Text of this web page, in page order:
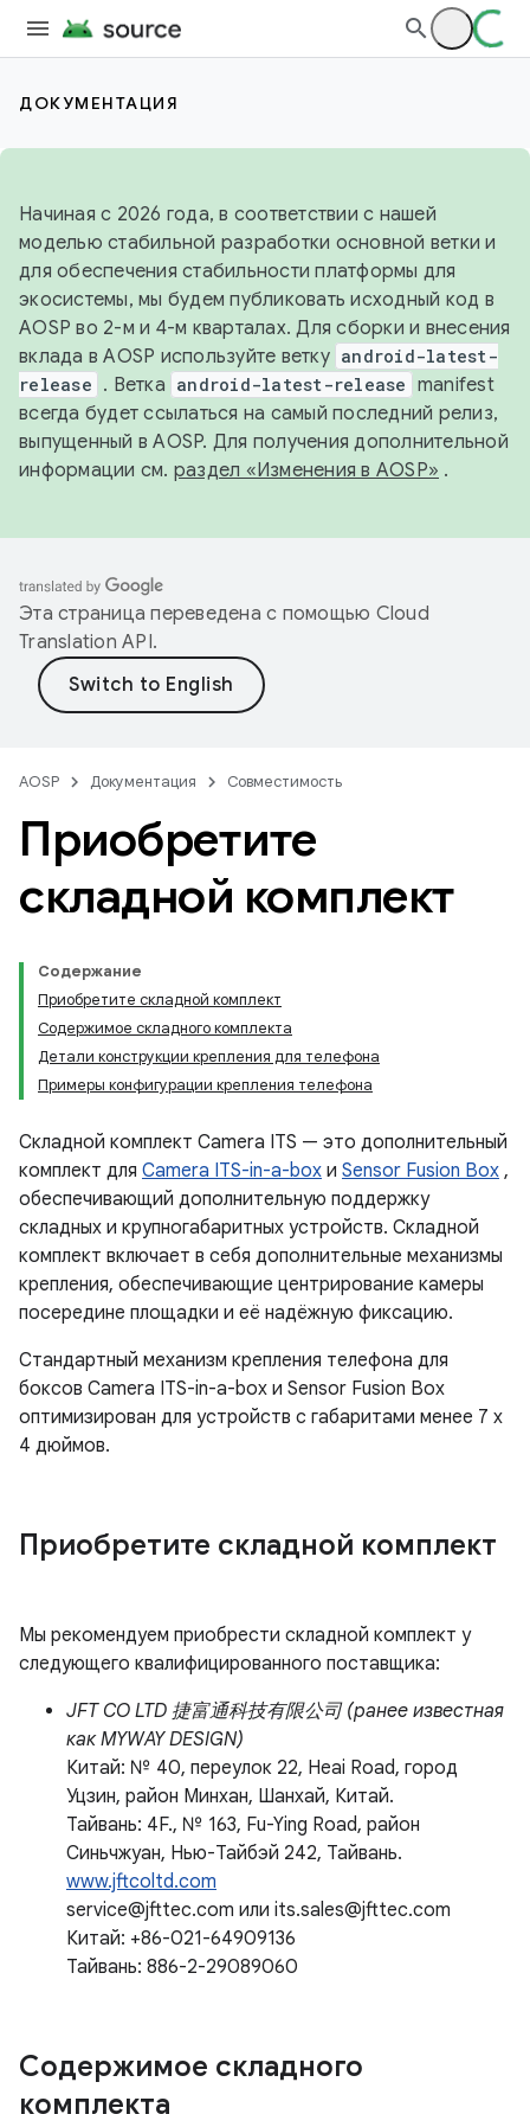
ДОКУМЕНТАЦИЯ
Начиная с 2026 года, в соответствии с нашей
моделью стабильной разработки основной ветки и
для обеспечения стабильности платформы для
экосистемы, мы будем публиковать исходный код в
AOSP во 2-м и 4-м кварталах. Для сборки и внесения
вклада в AOSP используйте ветку android-latest-
release . Ветка android-latest-release manifest
всегда будет ссылаться на самый последний релиз,
выпущенный в AOSP. Для получения дополнительной
информации см. раздел «Изменения в AOSP» .
Эта страница переведена с помощью Cloud
Translation API.
AOSP Документация Совместимость
Приобретите
складной комплект
Содержание
Приобретите складной комплект
Содержимое складного комплекта
Детали конструкции крепления для телефона
Примеры конфигурации крепления телефона
Складной комплект Camera ITS — это дополнительный
комплект для Camera ITS-in-a-box и Sensor Fusion Box ,
обеспечивающий дополнительную поддержку
складных и крупногабаритных устройств. Складной
комплект включает в себя дополнительные механизмы
крепления, обеспечивающие центрирование камеры
посередине площадки и её надёжную фиксацию.
Стандартный механизм крепления телефона для
боксов Camera ITS-in-a-box и Sensor Fusion Box
оптимизирован для устройств с габаритами менее 7 x
4 дюймов.
Приобретите складной комплект
Мы рекомендуем приобрести складной комплект у
следующего квалифицированного поставщика:
JFT CO LTD 捷富通科技有限公司 (ранее известная
как MYWAY DESIGN)
Китай: № 40, переулок 22, Heai Road, город
Уцзин, район Минхан, Шанхай, Китай.
Тайвань: 4F., № 163, Fu-Ying Road, район
Синьчжуан, Нью-Тайбэй 242, Тайвань.
www.jftcoltd.com
service@jfttec.com или its.sales@jfttec.com
Китай: +86-021-64909136
Тайвань: 886-2-29089060
Содержимое складного
комплекта